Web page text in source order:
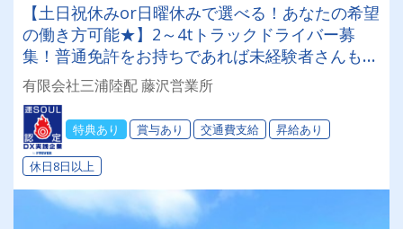
【土日祝休みor日曜休みで選べる！あなたの希望
の働き方可能★】2～4tトラックドライバー募
集！普通免許をお持ちであれば未経験者さんも
OK♪20代～60代のスタッフが代活躍中！未経験ス
タートの方も大歓迎★固定ルート配送！【2023
年夏、移転予定！入社お祝い金制度あり★】
有限会社三浦陸配 藤沢営業所
特典あり 賞与あり 交通費支給 昇給あり
休日8日以上